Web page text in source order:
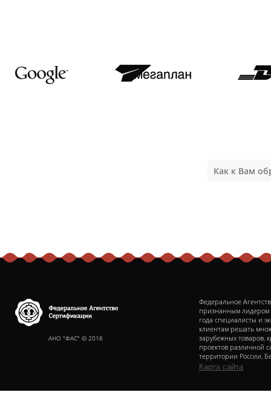
сертификаииАНО "ФАС" © 2016
Федеральное
признанным лидером
года специалисты и
клиентам решать
зарубежных товаров,
проектов различной
территории России,
Карта сайта